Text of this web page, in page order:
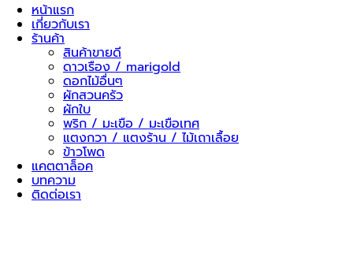
หน้าแรก
เกี่ยวกับเรา
ร้านค้า
สินค้าขายดี
ดาวเรือง / marigold
ดอกไม้อื่นๆ
ผักสวนครัว
ผักใบ
พริก / มะเขือ / มะเขือเทศ
แตงกวา / แตงร้าน / ไม้เถาเลื้อย
ข้าวโพด
แคตตาล็อค
บทความ
ติดต่อเรา